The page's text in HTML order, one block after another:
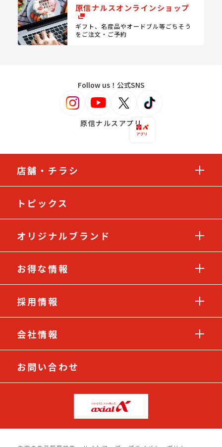
原信ナルスオンラインショップ
ギフト、名産品やオードブル等ごちそう
をご注文・ご予約
Follow us！公式SNS
原信ナルスアプリ
店舗・チラシ
トピックス
オリジナルブランド
お得な情報
採用情報
会社情報
お問い合わせ